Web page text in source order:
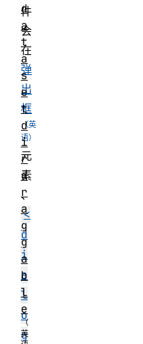
件
会
在
弹
出
框
元
素
、
<
d
i
a
l
o
g
d
a
t
a
s
e
t
d
i
r
d
r
a
g
g
a
b
l
e